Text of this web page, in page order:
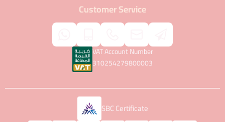
Customer Service
VAT Account Number
310254279800003
SBC Certificate